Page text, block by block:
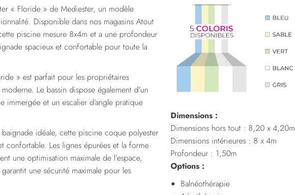
« Floride » de Mediester, un modèle
Disponible dans nos magasins Atout
piscine mesure 8x4m et a une profondeur
spacieux et confortable pour toute la
» est parfait pour les propriétaires
Le bassin dispose également d’un
immergée et un escalier d’angle pratique
idéale, cette piscine coque polyester
confortable. Les lignes épurées et la forme
une optimisation maximale de l’espace,
une sécurité maximale pour les
Dimensions :
Dimensions hors tout : 8,20 x 4,20m
Dimensions intérieures : 8 x 4m
Profondeur : 1,50m
Options :
Balnéothérapie